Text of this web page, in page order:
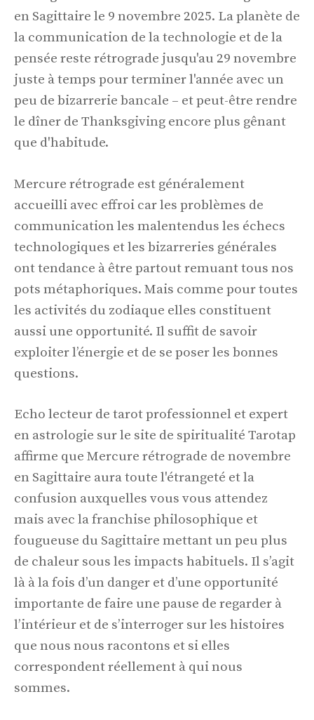
en Sagittaire le 9 novembre 2025. La planète de
la communication de la technologie et de la
pensée reste rétrograde jusqu'au 29 novembre
juste à temps pour terminer l'année avec un
peu de bizarrerie bancale – et peut-être rendre
le dîner de Thanksgiving encore plus gênant
que d'habitude.
Mercure rétrograde est généralement
accueilli avec effroi car les problèmes de
communication les malentendus les échecs
technologiques et les bizarreries générales
ont tendance à être partout remuant tous nos
pots métaphoriques. Mais comme pour toutes
les activités du zodiaque elles constituent
aussi une opportunité. Il suffit de savoir
exploiter l’énergie et de se poser les bonnes
questions.
Echo lecteur de tarot professionnel et expert
en astrologie sur le site de spiritualité Tarotap
affirme que Mercure rétrograde de novembre
en Sagittaire aura toute l'étrangeté et la
confusion auxquelles vous vous attendez
mais avec la franchise philosophique et
fougueuse du Sagittaire mettant un peu plus
de chaleur sous les impacts habituels. Il s’agit
là à la fois d’un danger et d’une opportunité
importante de faire une pause de regarder à
l’intérieur et de s’interroger sur les histoires
que nous nous racontons et si elles
correspondent réellement à qui nous
sommes.